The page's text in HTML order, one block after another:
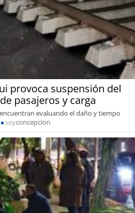
provoca suspensión del
pasajeros y carga
encuentran evaluando el daño y tiempo
soyconcepcion